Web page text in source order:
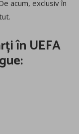
acum, exclusiv în
în UEFA